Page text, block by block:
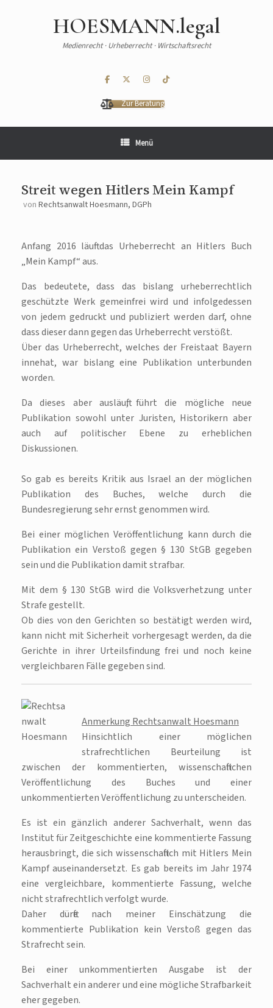
HOESMANN.legal
Medienrecht · Urheberrecht · Wirtschaftsrecht
Zur Beratung
Menü
Streit wegen Hitlers Mein Kampf
von Rechtsanwalt Hoesmann, DGPh
Anfang 2016 läuft das Urheberrecht an Hitlers Buch
„Mein Kampf“ aus.
Das bedeutete, dass das bislang urheberrechtlich
geschützte Werk gemeinfrei wird und infolgedessen
von jedem gedruckt und publiziert werden darf, ohne
dass dieser dann gegen das Urheberrecht verstößt.
Über das Urheberrecht, welches der Freistaat Bayern
innehat, war bislang eine Publikation unterbunden
worden.
Da dieses aber ausläuft, führt die mögliche neue
Publikation sowohl unter Juristen, Historikern aber
auch auf politischer Ebene zu erheblichen
Diskussionen.
So gab es bereits Kritik aus Israel an der möglichen
Publikation des Buches, welche durch die
Bundesregierung sehr ernst genommen wird.
Bei einer möglichen Veröffentlichung kann durch die
Publikation ein Verstoß gegen § 130 StGB gegeben
sein und die Publikation damit strafbar.
Mit dem § 130 StGB wird die Volksverhetzung unter
Strafe gestellt.
Ob dies von den Gerichten so bestätigt werden wird,
kann nicht mit Sicherheit vorhergesagt werden, da die
Gerichte in ihrer Urteilsfindung frei und noch keine
vergleichbaren Fälle gegeben sind.
Anmerkung Rechtsanwalt Hoesmann
Hinsichtlich einer möglichen
strafrechtlichen Beurteilung ist
zwischen der kommentierten, wissenschaftlichen
Veröffentlichung des Buches und einer
unkommentierten Veröffentlichung zu unterscheiden.
Es ist ein gänzlich anderer Sachverhalt, wenn das
Institut für Zeitgeschichte eine kommentierte Fassung
herausbringt, die sich wissenschaftlich mit Hitlers Mein
Kampf auseinandersetzt. Es gab bereits im Jahr 1974
eine vergleichbare, kommentierte Fassung, welche
nicht strafrechtlich verfolgt wurde.
Daher dürfte nach meiner Einschätzung die
kommentierte Publikation kein Verstoß gegen das
Strafrecht sein.
Bei einer unkommentierten Ausgabe ist der
Sachverhalt ein anderer und eine mögliche Strafbarkeit
eher gegeben.